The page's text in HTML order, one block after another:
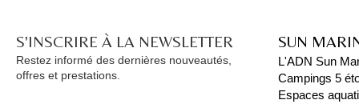
S'INSCRIRE À LA NEWSLETTER
Restez informé des dernières nouveautés,
offres et prestations.
SUN
L'ADN Sun
Campings 5
Espaces